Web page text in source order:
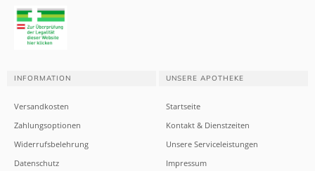
INFORMATION
Versandkosten
Zahlungsoptionen
Widerrufsbelehrung
Datenschutz
UNSERE APOTHEKE
Startseite
Kontakt & Dienstzeiten
Unsere Serviceleistungen
Impressum